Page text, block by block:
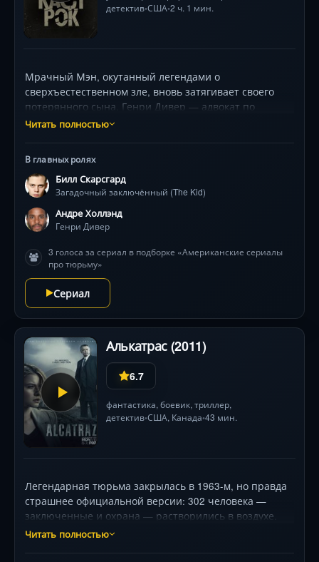
детектив•США•2 ч. 1 мин.
Мрачный Мэн, окутанный легендами о
сверхъестественном зле, вновь затягивает своего
потерянного сына. Генри Дивер — адвокат по
смертникам — получает тревожный вызов из
его. Вернувшись в родной город, Генри сталкивается
с призраками детства, религиозным фанатизмом
отца и загадочной соседкой Молли (Мелани Лински),
чувствующей тёмные энергии. Расследуя
исчезновение подростка, он обнаруживает
некоторые места рождают ужас сами по себе. Сериал
мастерски сплетает отсылки к вселенной Стивена
Кинга в оригинальный психологический триллер. 400
символов
Читать полностью
В главных ролях
Билл Скарсгард
Загадочный заключённый (The Kid)
Андре Холлэнд
Генри Дивер
3 голоса за сериал в подборке «Американские сериалы
про тюрьму»
Сериал
Алькатрас (2011)
6.7
фантастика, боевик, триллер,
детектив•США, Канада•43 мин.
Легендарная тюрьма закрылась в 1963-м, но правда
страшнее официальной версии: 302 человека —
заключенные и охрана — растворились в воздухе.
Сейчас они возвращаются в современный мир, не
Читать полностью